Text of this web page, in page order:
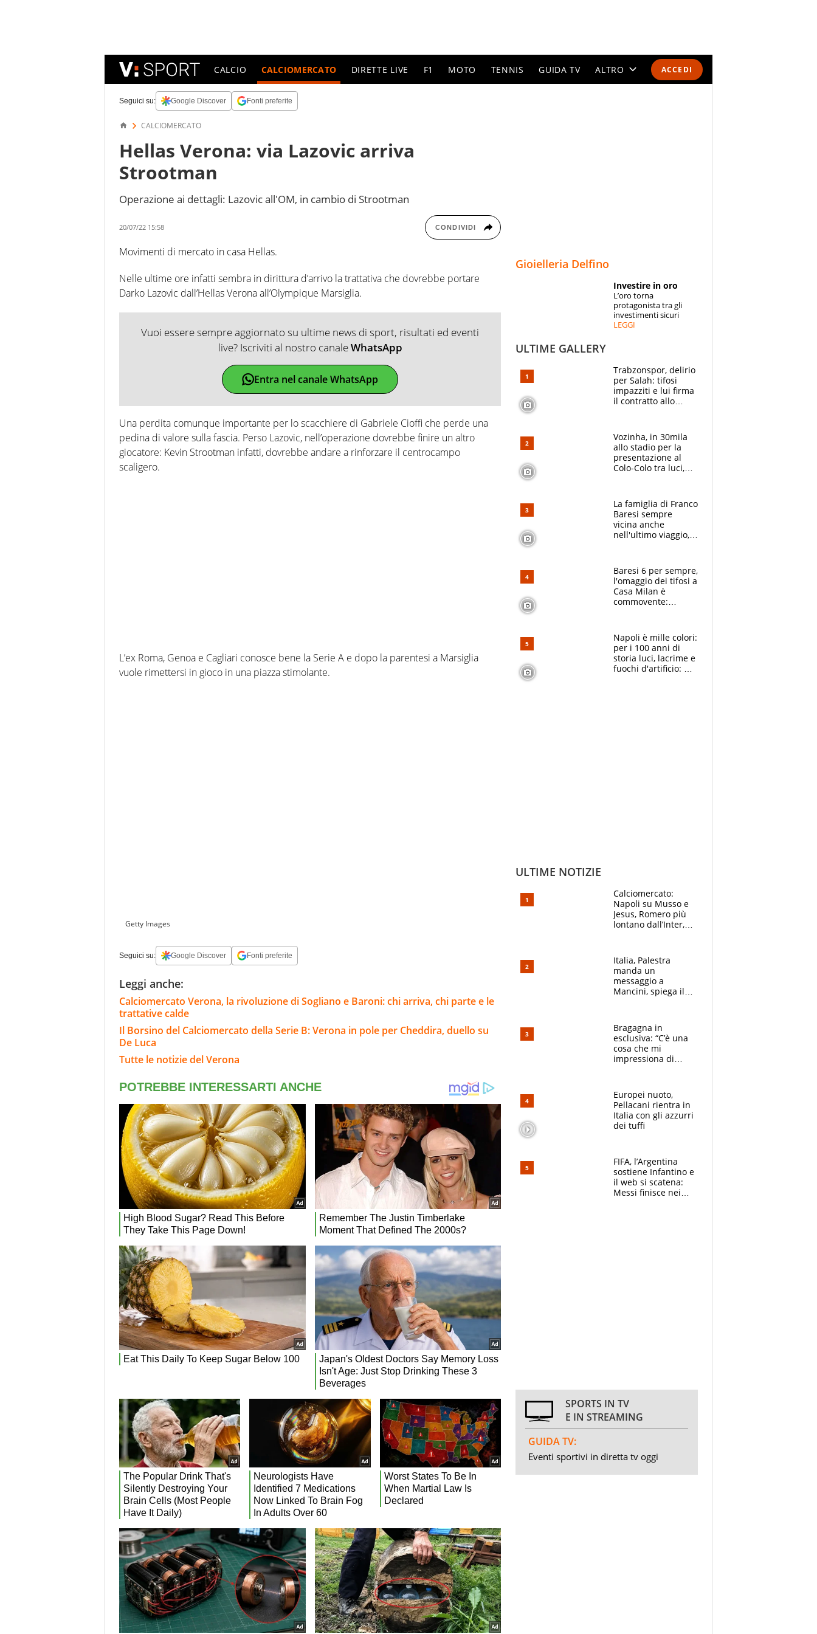
ACCEDI
CALCIO CALCIOMERCATO DIRETTE LIVE F1 MOTO TENNIS GUIDA TV ALTRO
SPECIALI
Seguici su: Google Discover Fonti preferite
CALCIOMERCATO
Hellas Verona: via Lazovic arriva
Strootman
Operazione ai dettagli: Lazovic all'OM, in cambio di Strootman
20/07/22 15:58 CONDIVIDI
Movimenti di mercato in casa Hellas.
Nelle ultime ore infatti sembra in dirittura d’arrivo la trattativa che dovrebbe portare
Darko Lazovic dall’Hellas Verona all’Olympique Marsiglia.
Vuoi essere sempre aggiornato su ultime news di sport, risultati ed eventi
live? Iscriviti al nostro canaleWhatsApp
Entra nel canale WhatsApp
Una perdita comunque importante per lo scacchiere di Gabriele Cioffi che perde una
pedina di valore sulla fascia. Perso Lazovic, nell’operazione dovrebbe finire un altro
giocatore: Kevin Strootman infatti, dovrebbe andare a rinforzare il centrocampo
scaligero.
L’ex Roma, Genoa e Cagliari conosce bene la Serie A e dopo la parentesi a Marsiglia
vuole rimettersi in gioco in una piazza stimolante.
Getty Images
Seguici su: Google Discover Fonti preferite
Leggi anche:
Calciomercato Verona, la rivoluzione di Sogliano e Baroni: chi arriva, chi parte e le
trattative calde
Il Borsino del Calciomercato della Serie B: Verona in pole per Cheddira, duello su
De Luca
Tutte le notizie del Verona
Gioielleria Delfino
Investire in oro
L’oro torna
protagonista tra gli
investimenti sicuri
LEGGI
ULTIME GALLERY
Trabzonspor, delirio
per Salah: tifosi
impazziti e lui firma
il contratto allo
Vozinha, in 30mila
allo stadio per la
presentazione al
Colo-Colo tra luci,
La famiglia di Franco
Baresi sempre
vicina anche
nell'ultimo viaggio,
circondati
dall'affetto dei tifosi
Baresi 6 per sempre,
l'omaggio dei tifosi a
Casa Milan è
commovente:
bigliettini
Napoli è mille colori:
per i 100 anni di
storia luci, lacrime e
fuochi d'artificio: De
ULTIME NOTIZIE
Calciomercato:
Napoli su Musso e
Jesus, Romero più
lontano dall’Inter,
tabellone
Italia, Palestra
manda un
messaggio a
Mancini, spiega il
l'alleanza con
Donnarumma
Bragagna in
esclusiva: “C’è una
cosa che mi
impressiona di
E svela la sorpresa
agli Europei
Europei nuoto,
Pellacani rientra in
Italia con gli azzurri
dei tuffi
FIFA, l’Argentina
sostiene Infantino e
il web si scatena:
Messi finisce nei
SPORTS IN TV
E IN STREAMING
GUIDA TV:
Eventi sportivi in diretta tv oggi